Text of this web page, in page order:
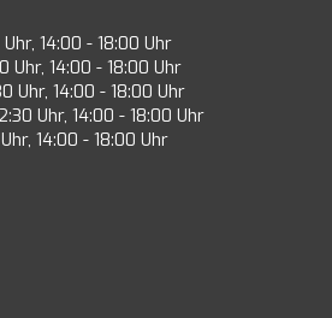
14:00 - 18:00 Uhr
Uhr, 14:00 - 18:00 Uhr
Uhr, 14:00 - 18:00 Uhr
Uhr, 14:00 - 18:00 Uhr
14:00 - 18:00 Uhr